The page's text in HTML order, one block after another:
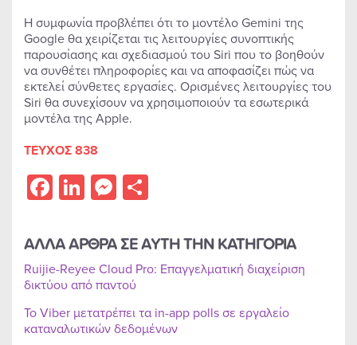
Η συμφωνία προβλέπει ότι το μοντέλο Gemini της
Google θα χειρίζεται τις λειτουργίες συνοπτικής
παρουσίασης και σχεδιασμού του Siri που το βοηθούν
να συνθέτει πληροφορίες και να αποφασίζει πώς να
εκτελεί σύνθετες εργασίες. Ορισμένες λειτουργίες του
Siri θα συνεχίσουν να χρησιμοποιούν τα εσωτερικά
μοντέλα της Apple.
ΤΕΥΧΟΣ 838
Facebook
LinkedIn
Messenger
ΑΛΛΑ ΑΡΘΡΑ ΣΕ ΑΥΤΗ ΤΗΝ ΚΑΤΗΓΟΡΙΑ
Ruijie-Reyee Cloud Pro: Επαγγελματική διαχείριση
δικτύου από παντού
Το Viber μετατρέπει τα in-app polls σε εργαλείο
καταναλωτικών δεδομένων